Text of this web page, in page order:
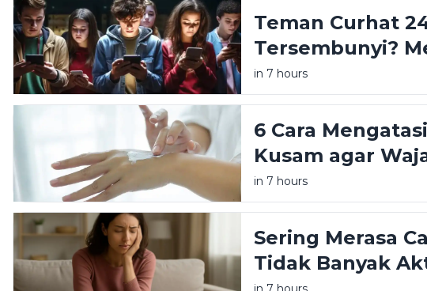
Teman Curhat
Tersembunyi?
Remaja Berbagi
in 7 hours
6 Cara
Kusam agar
dan Glowing
in 7 hours
Sering Merasa
Tidak Banyak